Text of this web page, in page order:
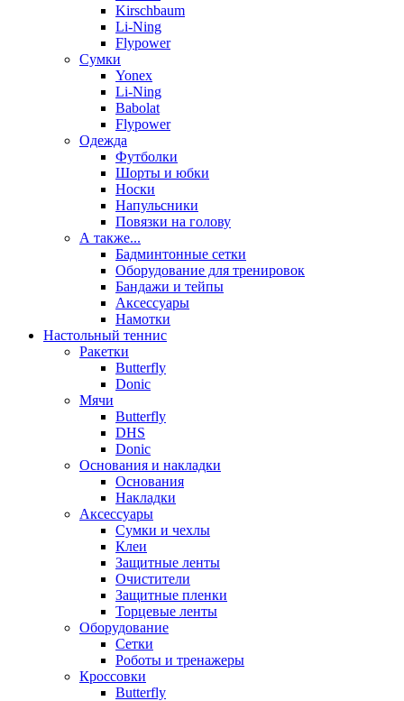
Kirschbaum
Li-Ning
Flypower
Сумки
Yonex
Li-Ning
Babolat
Flypower
Одежда
Футболки
Шорты и юбки
Носки
Напульсники
Повязки на голову
А также...
Бадминтонные сетки
Оборудование для тренировок
Бандажи и тейпы
Аксессуары
Намотки
Настольный теннис
Ракетки
Butterfly
Donic
Мячи
Butterfly
DHS
Donic
Основания и накладки
Основания
Накладки
Аксессуары
Сумки и чехлы
Клеи
Защитные ленты
Очистители
Защитные пленки
Торцевые ленты
Оборудование
Сетки
Роботы и тренажеры
Кроссовки
Butterfly